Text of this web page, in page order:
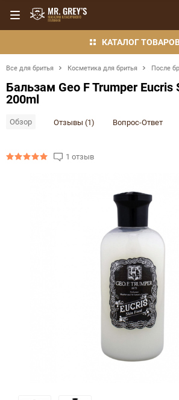
КАТАЛОГ
Все для бритья Косметика для бритья После
Бальзам Geo F Trumper Eucris
200ml
Обзор Отзывы (1) Вопрос-Ответ
1 отзыв